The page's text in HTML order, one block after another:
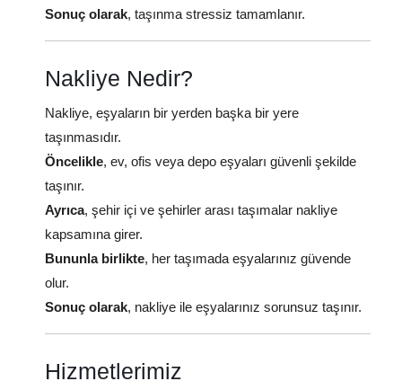
Sonuç olarak, taşınma stressiz tamamlanır.
Nakliye Nedir?
Nakliye, eşyaların bir yerden başka bir yere
taşınmasıdır.
Öncelikle, ev, ofis veya depo eşyaları güvenli şekilde
taşınır.
Ayrıca, şehir içi ve şehirler arası taşımalar nakliye
kapsamına girer.
Bununla birlikte, her taşımada eşyalarınız güvende
olur.
Sonuç olarak, nakliye ile eşyalarınız sorunsuz taşınır.
Hizmetlerimiz